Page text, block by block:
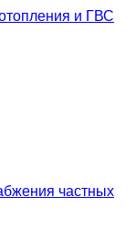
и ГВС
частных